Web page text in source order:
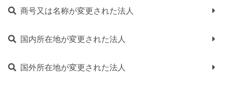
商号又は名称が変更された法人
国内所在地が変更された法人
国外所在地が変更された法人